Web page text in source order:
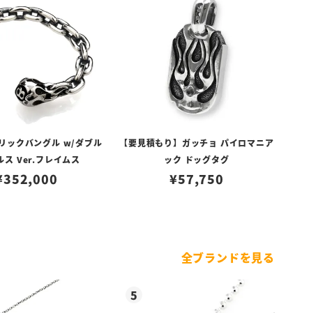
ックバングル w/ダブル
ス Ver.フレイムス
352,000
【要見積もり】ガッチョ パイロマニア
ック ドッグタグ
¥57,750
全ブランドを見る